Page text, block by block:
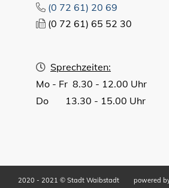
(0 72 61) 20 69
(0 72 61) 65 52 30
Sprechzeiten:
Mo - Fr 8.30 - 12.00 Uhr
Do 13.30 - 15.00 Uhr
2020 - 2021 © Stadt Waibstadt powered